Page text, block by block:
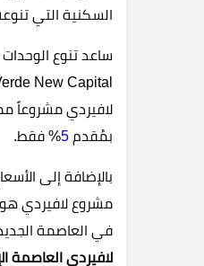
السكنية التي
لافيردي مشروعاً
بمُقدم 5% فقط.
بالإضافة إلى
مشروع لافيردي هو
في العاصمة
لافيردي العاصمة